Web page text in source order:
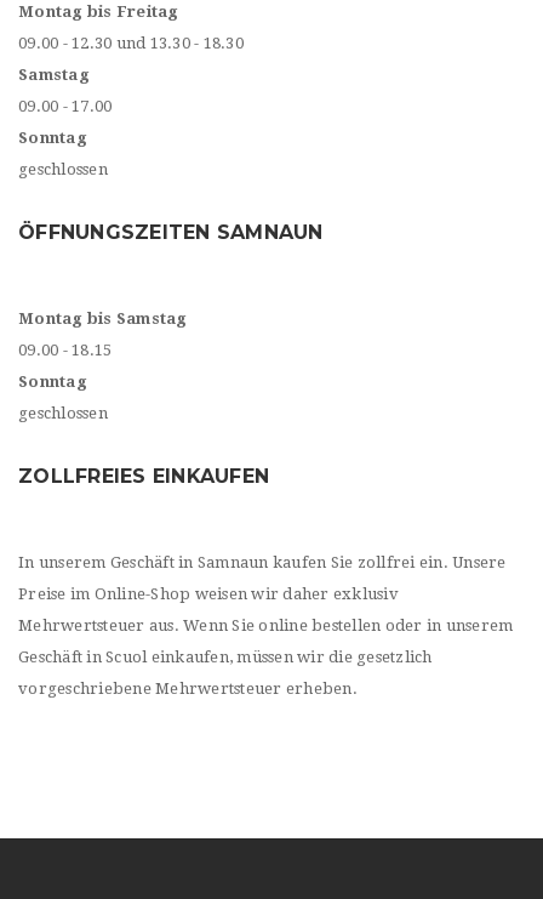
Montag bis Freitag
09.00 - 12.30 und 13.30 - 18.30
Samstag
09.00 - 17.00
Sonntag
geschlossen
ÖFFNUNGSZEITEN SAMNAUN
Montag bis Samstag
09.00 - 18.15
Sonntag
geschlossen
ZOLLFREIES EINKAUFEN
In unserem Geschäft in Samnaun kaufen Sie zollfrei ein. Unsere
Preise im Online-Shop weisen wir daher exklusiv
Mehrwertsteuer aus. Wenn Sie online bestellen oder in unserem
Geschäft in Scuol einkaufen, müssen wir die gesetzlich
vorgeschriebene Mehrwertsteuer erheben.